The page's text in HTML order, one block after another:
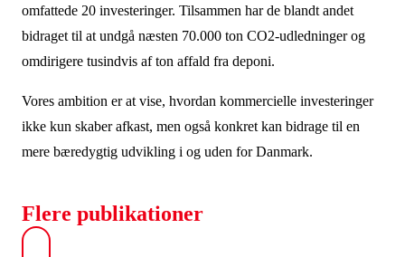
omfattede 20 investeringer. Tilsammen har de blandt andet
bidraget til at undgå næsten 70.000 ton CO2-udledninger og
omdirigere tusindvis af ton affald fra deponi.
Vores ambition er at vise, hvordan kommercielle investeringer
ikke kun skaber afkast, men også konkret kan bidrage til en
mere bæredygtig udvikling i og uden for Danmark.
Flere publikationer